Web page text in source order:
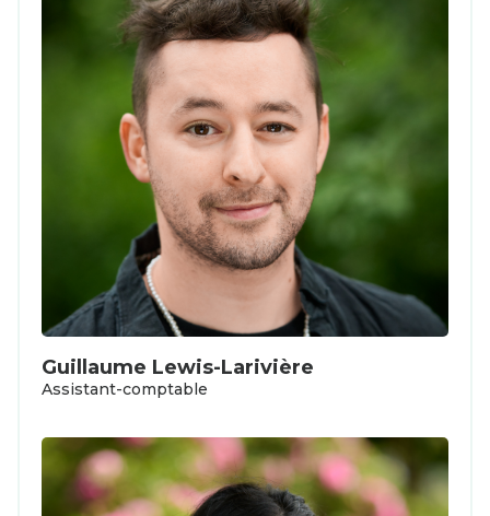
Guillaume Lewis-Larivière
Assistant-comptable